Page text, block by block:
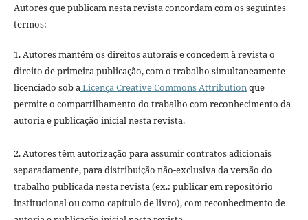
Autores que publicam nesta revista concordam com os seguintes
termos:
1. Autores mantém os direitos autorais e concedem à revista o
direito de primeira publicação, com o trabalho simultaneamente
licenciado sob a Licença Creative Commons Attribution que
permite o compartilhamento do trabalho com reconhecimento da
autoria e publicação inicial nesta revista.
2. Autores têm autorização para assumir contratos adicionais
separadamente, para distribuição não-exclusiva da versão do
trabalho publicada nesta revista (ex.: publicar em repositório
institucional ou como capítulo de livro), com reconhecimento de